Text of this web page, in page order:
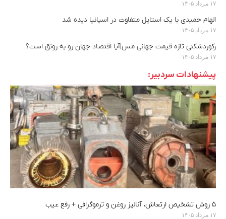
۱۷ مرداد ۱۴۰۵
الهام حمیدی با یک استایل متفاوت در اسپانیا دیده شد
۱۷ مرداد ۱۴۰۵
رکوردشکنی تازه قیمت جهانی مس|آیا اقتصاد جهان رو به رونق است؟
۱۷ مرداد ۱۴۰۵
پیشنهادات سردبیر:
۵ روش تشخیص ارتعاش، آنالیز روغن و ترموگرافی + رفع عیب
۱۷ مرداد ۱۴۰۵